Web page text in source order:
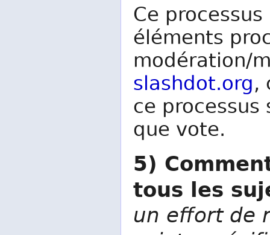
Ce
éléments
modération/
slashdot.org,
ce
que vote.
5)
tous les
un effort de